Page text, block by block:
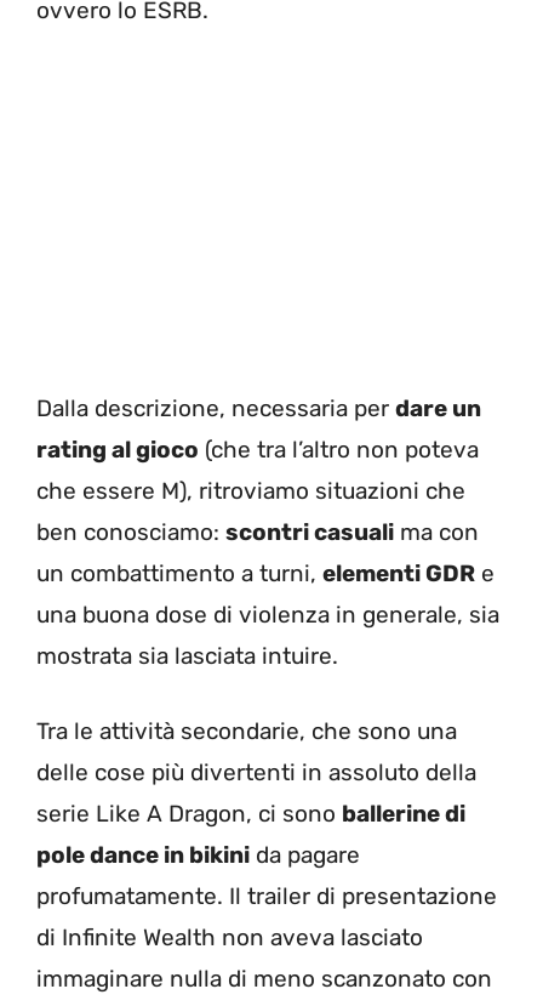
ovvero lo ESRB.
Dalla descrizione, necessaria per dare un
rating al gioco (che tra l’altro non poteva
che essere M), ritroviamo situazioni che
ben conosciamo: scontri casuali ma con
un combattimento a turni, elementi GDR e
una buona dose di violenza in generale, sia
mostrata sia lasciata intuire.
Tra le attività secondarie, che sono una
delle cose più divertenti in assoluto della
serie Like A Dragon, ci sono ballerine di
pole dance in bikini da pagare
profumatamente. Il trailer di presentazione
di Infinite Wealth non aveva lasciato
immaginare nulla di meno scanzonato con